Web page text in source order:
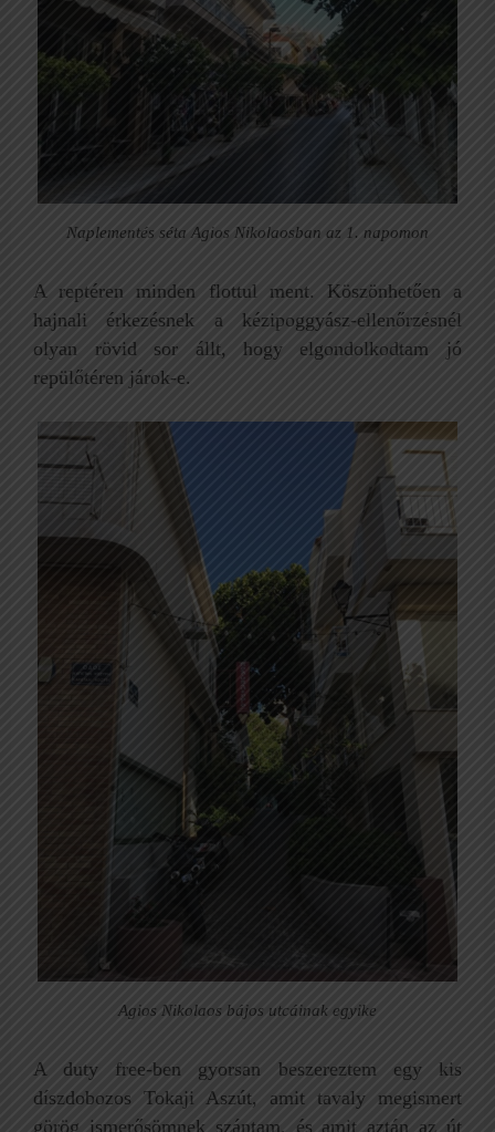
Naplementés séta Agios Nikolaosban az 1. napomon
A reptéren minden flottul ment. Köszönhetően a
hajnali érkezésnek a kézipoggyász-ellenőrzésnél
olyan rövid sor állt, hogy elgondolkodtam jó
repülőtéren járok-e.
Agios Nikolaos bájos utcáinak egyike
A duty free-ben gyorsan beszereztem egy kis
díszdobozos Tokaji Aszút, amit tavaly megismert
görög ismerősömnek szántam, és amit aztán az út